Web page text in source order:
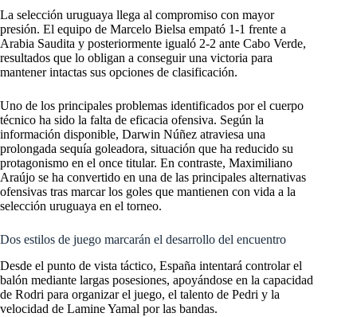
La selección uruguaya llega al compromiso con mayor
presión. El equipo de Marcelo Bielsa empató 1-1 frente a
Arabia Saudita y posteriormente igualó 2-2 ante Cabo Verde,
resultados que lo obligan a conseguir una victoria para
mantener intactas sus opciones de clasificación.
Uno de los principales problemas identificados por el cuerpo
técnico ha sido la falta de eficacia ofensiva. Según la
información disponible, Darwin Núñez atraviesa una
prolongada sequía goleadora, situación que ha reducido su
protagonismo en el once titular. En contraste, Maximiliano
Araújo se ha convertido en una de las principales alternativas
ofensivas tras marcar los goles que mantienen con vida a la
selección uruguaya en el torneo.
Dos estilos de juego marcarán el desarrollo del encuentro
Desde el punto de vista táctico, España intentará controlar el
balón mediante largas posesiones, apoyándose en la capacidad
de Rodri para organizar el juego, el talento de Pedri y la
velocidad de Lamine Yamal por las bandas.